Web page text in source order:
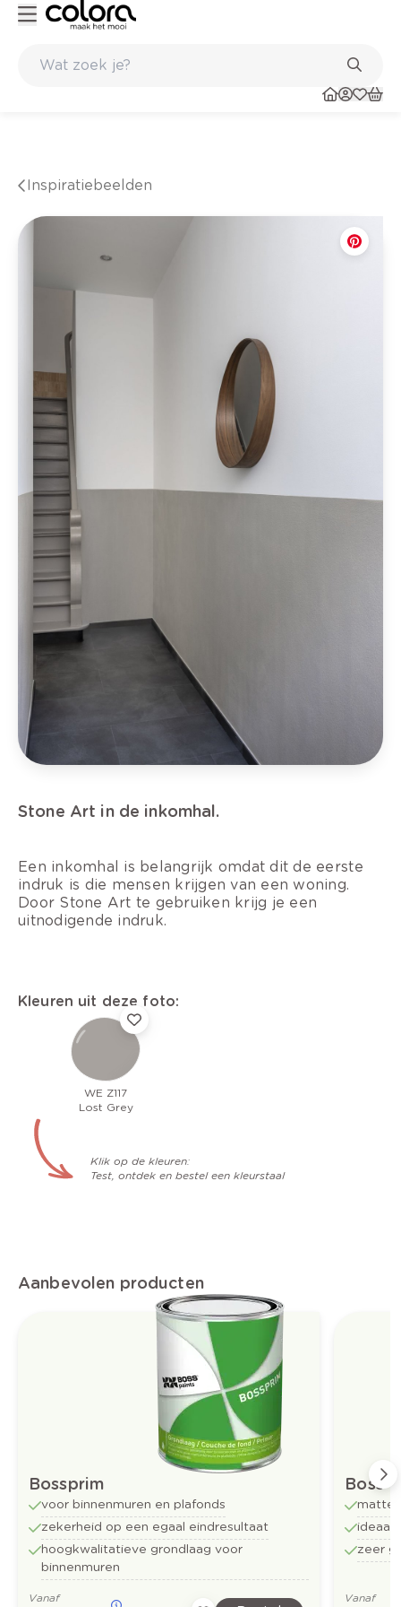
Inspiratiebeelden
Stone Art in de inkomhal.
Een inkomhal is belangrijk omdat dit de eerste
indruk is die mensen krijgen van een woning.
Door Stone Art te gebruiken krijg je een
uitnodigende indruk.
Kleuren uit deze foto:
WE Z117
Lost Grey
Klik op de kleuren:
Test, ontdek en bestel een kleurstaal
Aanbevolen producten
Bossprim
voor binnenmuren en plafonds
zekerheid op een egaal eindresultaat
hoogkwalitatieve grondlaag voor
binnenmuren
Vanaf
Boss-
matte
ideaal
zeer
Vanaf